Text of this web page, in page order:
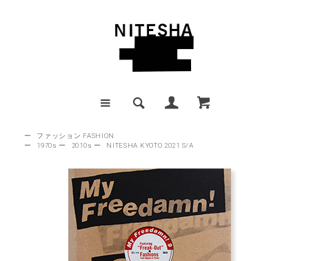
ー
ファッション FASHION
ー
1970s ー 2010s ー NITESHA KYOTO 2021 S/A